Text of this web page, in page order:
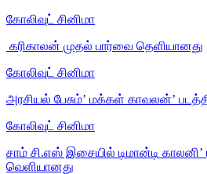
கோலிவுட் சினிமா
‎ கரிகாலன் முதல் பார்வை தெளியானது
கோலிவுட் சினிமா
அரசியல் பேசும்’ மக்கள் காவலன்’
கோலிவுட் சினிமா
சாம் சி.எஸ் இசையில் டிமான்டி
வெளியானது